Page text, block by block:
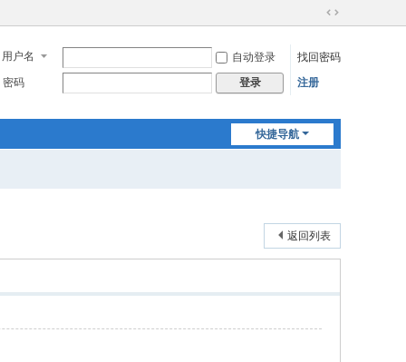
切
到
用户名 自动登录
找回密码
密码
登录 注册
快捷导航
返回列表